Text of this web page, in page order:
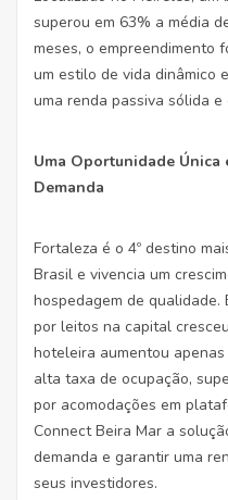
superou em 63% a média
meses, o empreendimento
um estilo de vida dinâmico
uma renda passiva sólida e
Uma Oportunidade Única
Demanda
Fortaleza é o 4º destino
Brasil e vivencia um
hospedagem de qualidade.
por leitos na capital
hoteleira aumentou
alta taxa de ocupação,
por acomodações em
Connect Beira Mar a
demanda e garantir uma
seus investidores.